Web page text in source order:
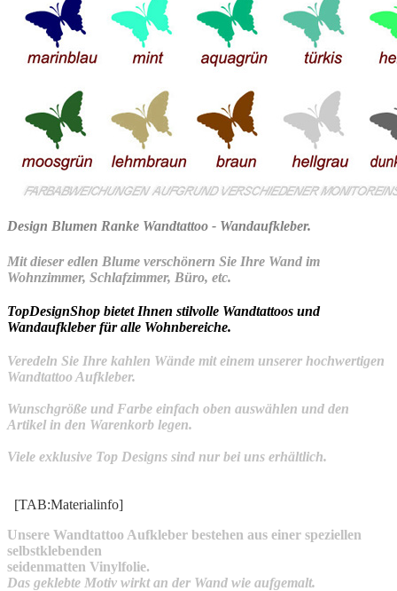
Design Blumen Ranke Wandtattoo - Wandaufkleber.
Mit dieser edlen Blume verschönern Sie Ihre Wand im
Wohnzimmer, Schlafzimmer, Büro, etc.
TopDesignShop bietet Ihnen stilvolle Wandtattoos und
Wandaufkleber für alle Wohnbereiche.
Veredeln Sie Ihre kahlen Wände mit einem unserer hochwertigen
Wandtattoo Aufkleber.
Wunschgröße und Farbe einfach oben auswählen und den
Artikel in den Warenkorb legen.
Viele exklusive Top Designs sind nur bei uns erhältlich.
[TAB:Materialinfo]
Unsere Wandtattoo Aufkleber bestehen aus einer speziellen
selbstklebenden
seidenmatten Vinylfolie.
Das geklebte Motiv wirkt an der Wand wie aufgemalt.